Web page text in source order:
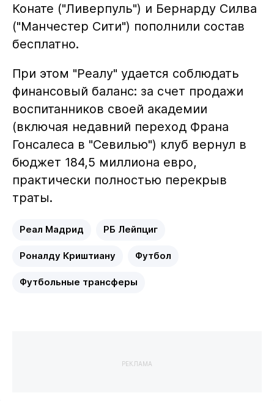
Конате ("Ливерпуль") и Бернарду Силва
("Манчестер Сити") пополнили состав
бесплатно.
При этом "Реалу" удается соблюдать
финансовый баланс: за счет продажи
воспитанников своей академии
(включая недавний переход Франа
Гонсалеса в "Севилью") клуб вернул в
бюджет 184,5 миллиона евро,
практически полностью перекрыв
траты.
Реал Мадрид РБ Лейпциг
Роналду Криштиану Футбол
Футбольные трансферы
РЕКЛАМА